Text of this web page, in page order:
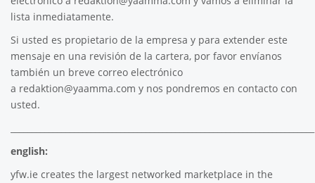
lista inmediatamente.
Si usted es propietario de la empresa y para extender este
mensaje en una revisión de la cartera, por favor envíanos
también un breve correo electrónico
a redaktion@yaamma.com y nos pondremos en contacto con
usted.
english:
yfw.ie creates the largest networked marketplace in the